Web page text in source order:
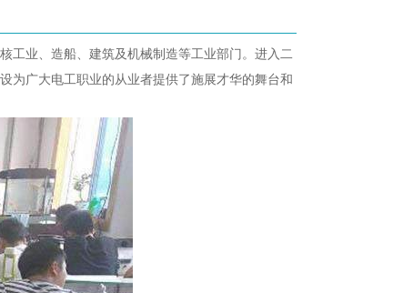
工业、造船、建筑及机械制造等工业部门。进入二
为广大电工职业的从业者提供了施展才华的舞台和